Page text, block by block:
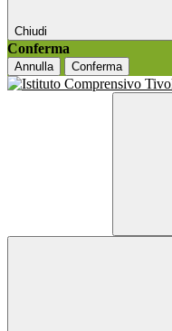
Chiudi
Conferma
Annulla Conferma